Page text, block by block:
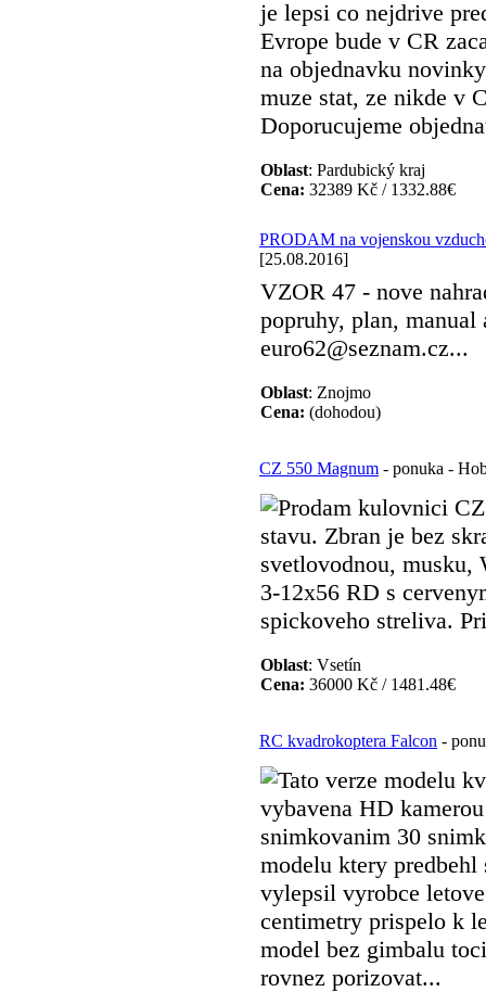
je lepsi co nejdrive
Evrope bude v CR
na objednavku
muze stat, ze nikde v
Doporucujeme
Oblast: Pardubický kraj
Cena: 32389 Kč / 1332.88€
PRODAM na vojenskou
[25.08.2016]
VZOR 47 - nove
popruhy, plan, manual
euro62@seznam.cz...
Oblast: Znojmo
Cena: (dohodou)
CZ 550 Magnum - ponuka -
Prodam kulovnici
stavu. Zbran je bez
svetlovodnou, musku,
3-12x56 RD s
spickoveho streliva.
Oblast: Vsetín
Cena: 36000 Kč / 1481.48€
RC kvadrokoptera Falcon -
Tato verze modelu
vybavena HD
snimkovanim 30
modelu ktery
vylepsil vyrobce
centimetry prispelo k
model bez gimbalu
rovnez porizovat...